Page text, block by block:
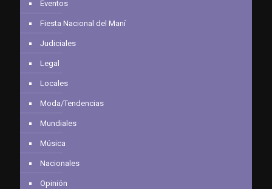
Eventos
Fiesta Nacional del Maní
Judiciales
Legal
Locales
Moda/Tendencias
Mundiales
Música
Nacionales
Opinión